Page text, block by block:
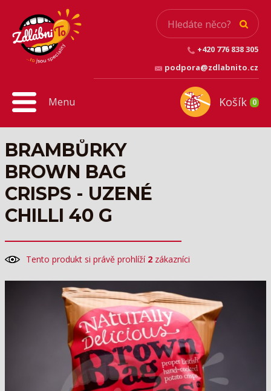
+420 776 838 305
podpora@zdlabnito.cz
Košík 0
Menu
BRAMBŮRKY
BROWN BAG
CRISPS - UZENÉ
CHILLI 40 G
Tento produkt si právě prohlíží 2 zákazníci